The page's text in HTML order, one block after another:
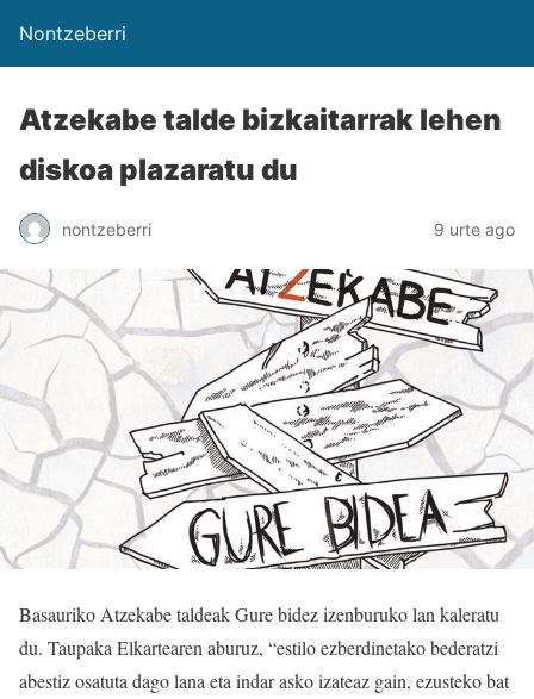
Nontzeberri
Atzekabe talde bizkaitarrak lehen
diskoa plazaratu du
nontzeberri 9 urte ago
Basauriko Atzekabe taldeak Gure bidez izenburuko lan kaleratu
du. Taupaka Elkartearen aburuz, “estilo ezberdinetako bederatzi
abestiz osatuta dago lana eta indar asko izateaz gain, ezusteko bat